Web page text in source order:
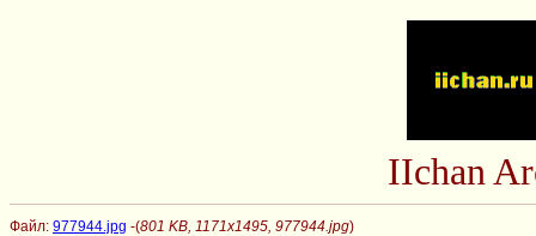
IIchan
Файл: 977944.jpg -(801 KB, 1171x1495, 977944.jpg)